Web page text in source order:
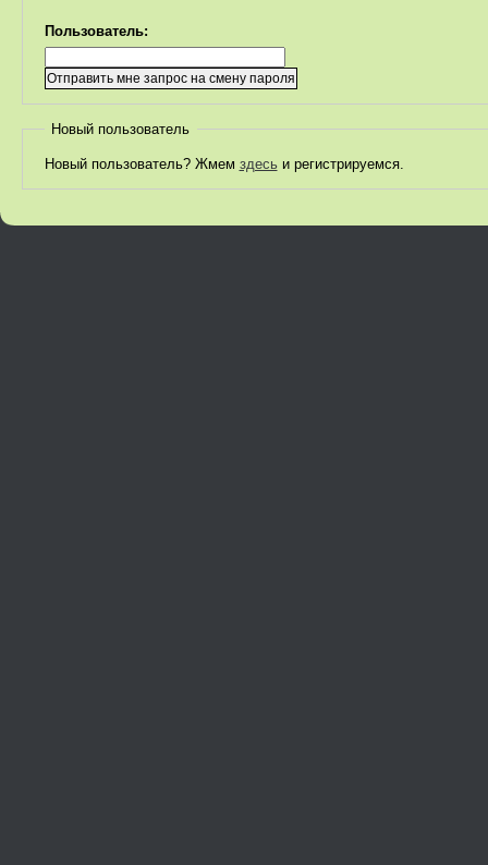
Пользователь:
Новый пользователь
Новый пользователь? Жмем здесьи регистрируемся.